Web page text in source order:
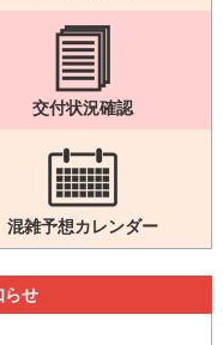
交付状況確認
混雑予想カレンダー
らせ